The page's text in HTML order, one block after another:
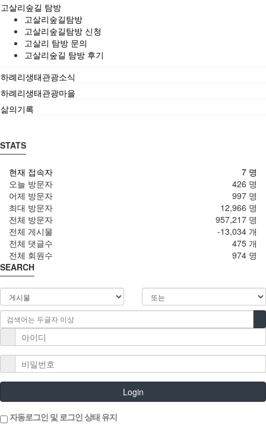
고살리숲길 탐방
고살리숲길탐방
고살리숲길탐방 신청
고살리 탐방 문의
고살리숲길 탐방 후기
하례리생태관광소식
하례리생태관광마을
삶의기록
STATS
7 명
현재 접속자
426 명
오늘 방문자
997 명
어제 방문자
12,966 명
최대 방문자
957,217 명
전체 방문자
-13,034 개
전체 게시물
475 개
전체 댓글수
974 명
전체 회원수
SEARCH
Login
자동로그인 및 로그인 상태 유지